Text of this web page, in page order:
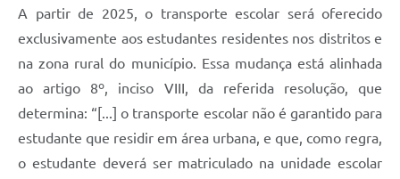
Links
Audiências Públicas
Galeria de Vídeos
A partir de 2025, o transporte escolar será oferecido
exclusivamente aos estudantes residentes nos distritos e
na zona rural do município. Essa mudança está alinhada
ao artigo 8º, inciso VIII, da referida resolução, que
determina: “[...] o transporte escolar não é garantido para
estudante que residir em área urbana, e que, como regra,
o estudante deverá ser matriculado na unidade escolar